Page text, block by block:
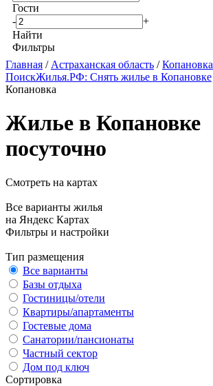
Гости
-
+
Найти
Фильтры
Главная / Астраханская область /Копановка
ПоискЖилья.РФ: Снять жилье в Копановке
Копановка
Жилье в Копановке
посуточно
Смотреть на картах
Все варианты жилья
на Яндекс Картах
Фильтры и настройки
Тип размещения
Все варианты
Базы отдыха
Гостиницы/отели
Квартиры/апартаменты
Гостевые дома
Санатории/пансионаты
Частный сектор
Дом под ключ
Сортировка